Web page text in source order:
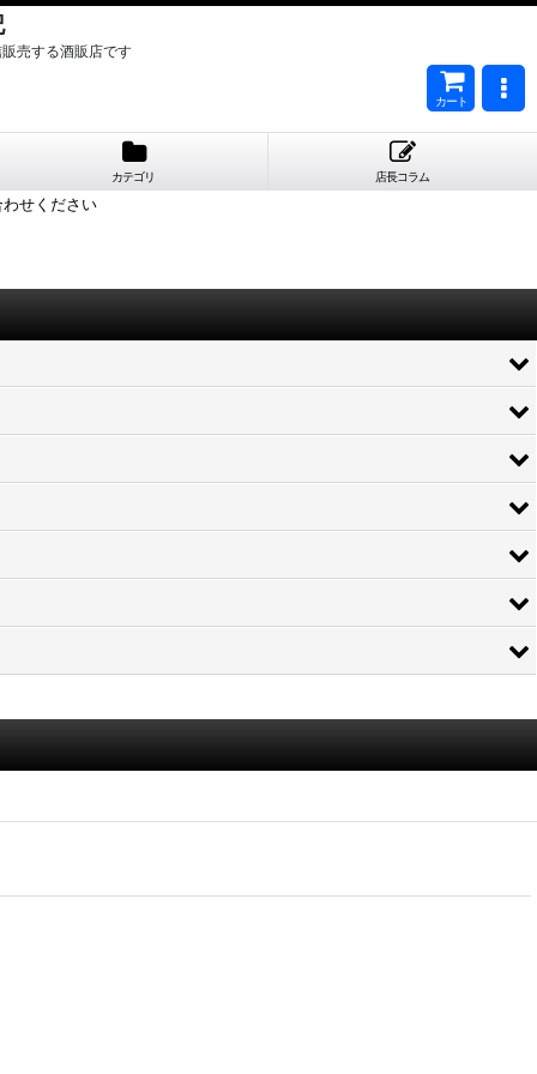
売する酒販店です
カート
カテゴリ 店長コラム
せください